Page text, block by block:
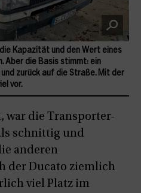
war die Transporter-
schnittig und
anderen
der Ducato ziemlich
viel Platz im
Kapazität und den Wert eines
Aber die Basis stimmt: ein
zurück auf die Straße. Mit der
vor.